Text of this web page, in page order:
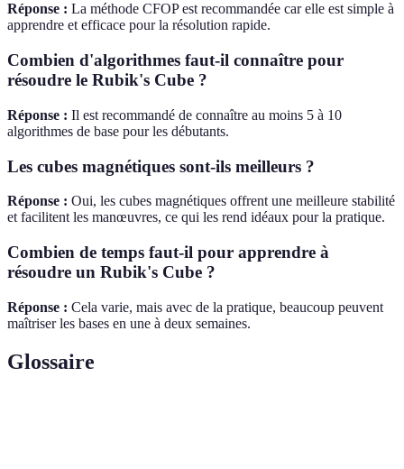
Réponse : La méthode CFOP est recommandée car elle est simple à
apprendre et efficace pour la résolution rapide.
Combien d'algorithmes faut-il connaître pour
résoudre le Rubik's Cube ?
Réponse : Il est recommandé de connaître au moins 5 à 10
algorithmes de base pour les débutants.
Les cubes magnétiques sont-ils meilleurs ?
Réponse : Oui, les cubes magnétiques offrent une meilleure stabilité
et facilitent les manœuvres, ce qui les rend idéaux pour la pratique.
Combien de temps faut-il pour apprendre à
résoudre un Rubik's Cube ?
Réponse : Cela varie, mais avec de la pratique, beaucoup peuvent
maîtriser les bases en une à deux semaines.
Glossaire